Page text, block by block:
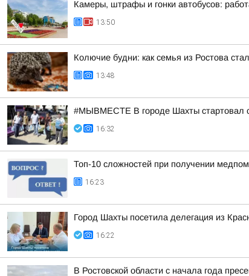
Камеры, штрафы и гонки автобусов:
13:50
Колючие будни: как семья из Ростова
13:48
#МЫВМЕСТЕ В городе Шахты стартовал
16:32
Топ-10 сложностей при получении
16:23
Город Шахты посетила делегация из
16:22
В Ростовской области с начала года